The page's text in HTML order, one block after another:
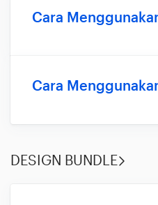
Cara
Cara
DESIGN BUNDLE